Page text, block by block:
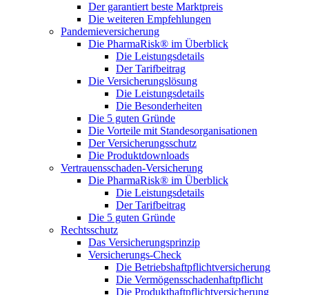
Der garantiert beste Marktpreis
Die weiteren Empfehlungen
Pandemieversicherung
Die PharmaRisk® im Überblick
Die Leistungsdetails
Der Tarifbeitrag
Die Versicherungslösung
Die Leistungsdetails
Die Besonderheiten
Die 5 guten Gründe
Die Vorteile mit Standesorganisationen
Der Versicherungsschutz
Die Produktdownloads
Vertrauensschaden-Versicherung
Die PharmaRisk® im Überblick
Die Leistungsdetails
Der Tarifbeitrag
Die 5 guten Gründe
Rechtsschutz
Das Versicherungsprinzip
Versicherungs-Check
Die Betriebshaftpflichtversicherung
Die Vermögensschadenhaftpflicht
Die Produkthaftpflichtversicherung